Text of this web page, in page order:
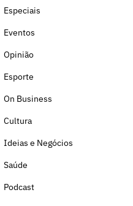
Especiais
Eventos
Opinião
Esporte
On Business
Cultura
Ideias e Negócios
Saúde
Podcast